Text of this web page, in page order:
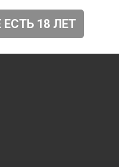
18 ЛЕТ